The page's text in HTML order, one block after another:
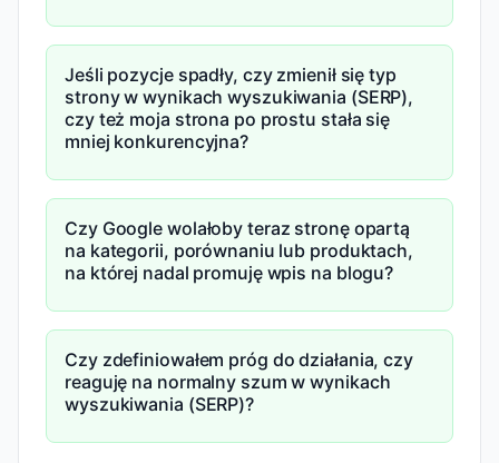
Jeśli pozycje spadły, czy zmienił się typ
strony w wynikach wyszukiwania (SERP),
czy też moja strona po prostu stała się
mniej konkurencyjna?
Czy Google wolałoby teraz stronę opartą
na kategorii, porównaniu lub produktach,
na której nadal promuję wpis na blogu?
Czy zdefiniowałem próg do działania, czy
reaguję na normalny szum w wynikach
wyszukiwania (SERP)?